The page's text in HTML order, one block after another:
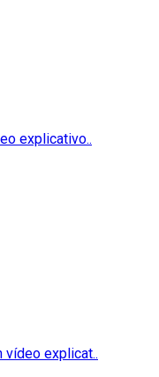
explicativo..
vídeo explicat..